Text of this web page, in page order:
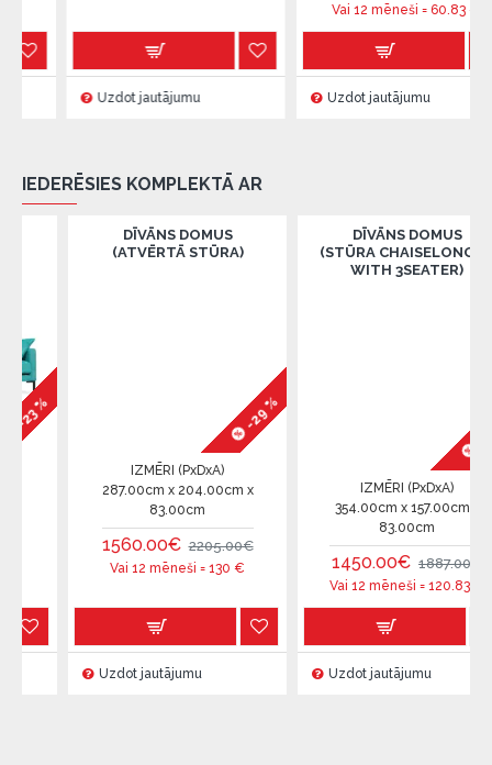
Uzdot jautājumu
Vai 12 mēneši =60.83 €
Uzdot jautājumu
IEDERĒSIES KOMPLEKTĀ AR
DĪVĀNS DOMUS
(ATVĒRTĀ STŪRA)
-29 %
IZMĒRI (PxDxA)
287.00cm x 204.00cm x
83.00cm
1560.00€ 2205.00€
Vai 12 mēneši =130€
Uzdot jautājumu
DĪVĀNS DOMUS
(STŪRA CHAISELONGUE
WITH 3SEATER)
-23 %
IZMĒRI (PxDxA)
354.00cm x 157.00cm x
83.00cm
1450.00€ 1887.00€
Vai 12 mēneši =120.83€
Uzdot jautājumu